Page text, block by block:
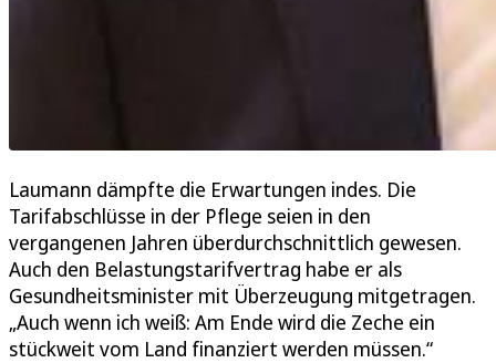
Laumann dämpfte die Erwartungen indes. Die
Tarifabschlüsse in der Pflege seien in den
vergangenen Jahren überdurchschnittlich gewesen.
Auch den Belastungstarifvertrag habe er als
Gesundheitsminister mit Überzeugung mitgetragen.
„Auch wenn ich weiß: Am Ende wird die Zeche ein
stückweit vom Land finanziert werden müssen.“